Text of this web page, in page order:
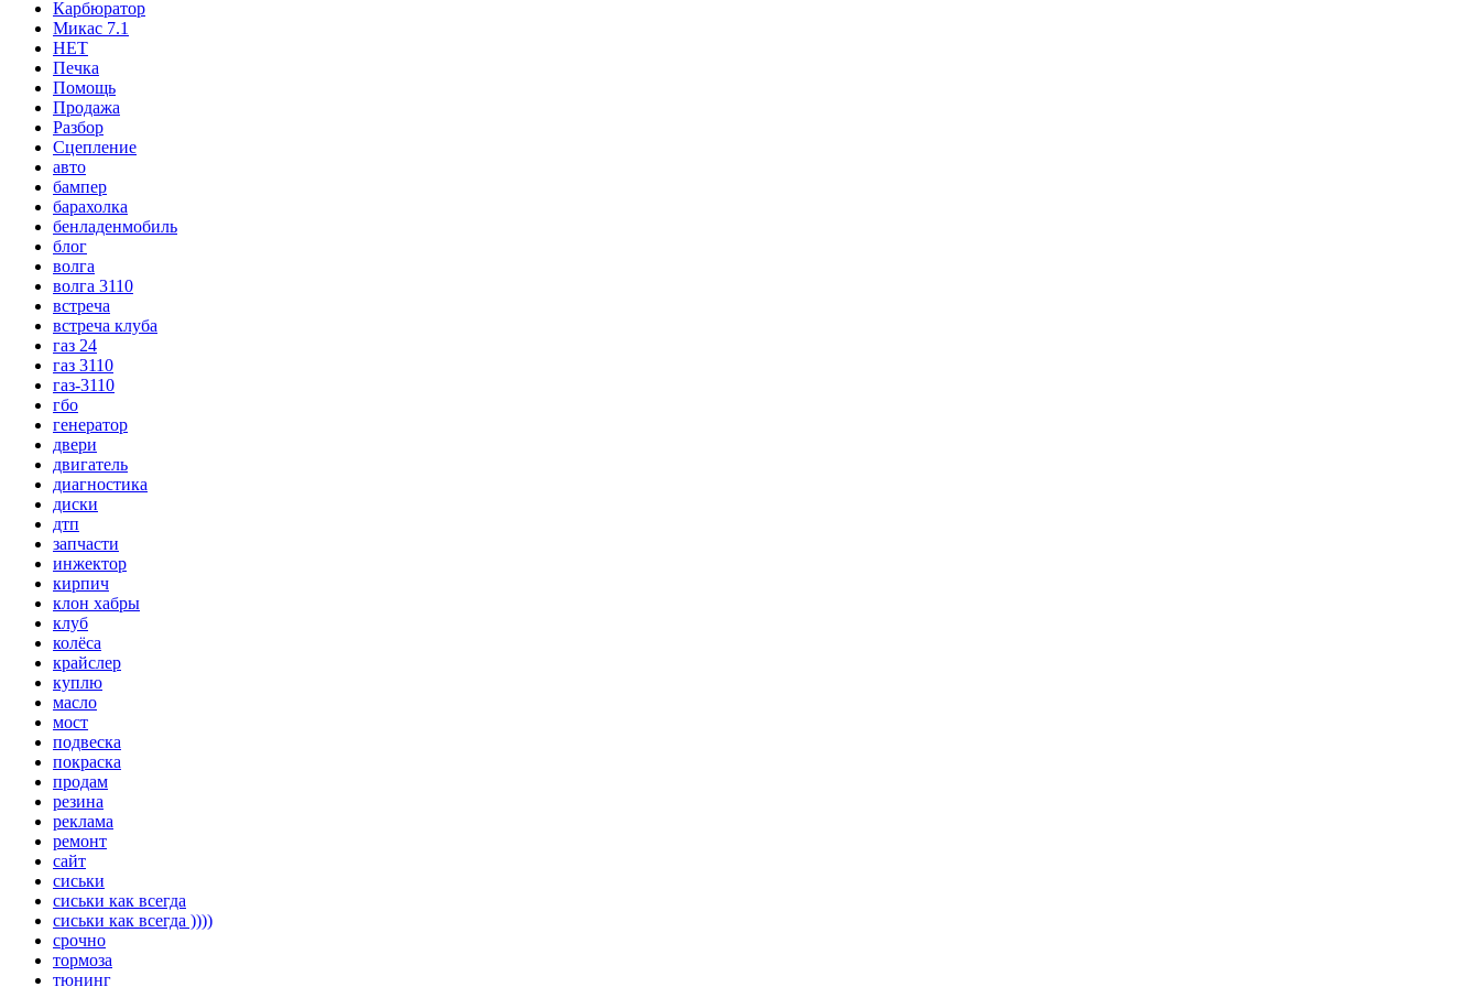
Карбюратор
Микас 7.1
НЕТ
Печка
Помощь
Продажа
Разбор
Сцепление
авто
бампер
барахолка
бенладенмобиль
блог
волга
волга 3110
встреча
встреча клуба
газ 24
газ 3110
газ-3110
гбо
генератор
двери
двигатель
диагностика
диски
дтп
запчасти
инжектор
кирпич
клон хабры
клуб
колёса
крайслер
куплю
масло
мост
подвеска
покраска
продам
резина
реклама
ремонт
сайт
сиськи
сиськи как всегда
сиськи как всегда ))))
срочно
тормоза
тюнинг